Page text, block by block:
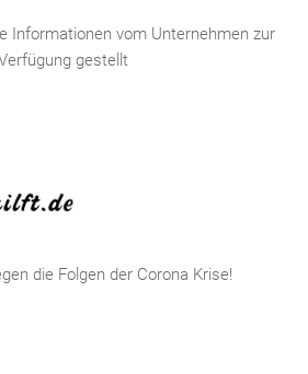
Informationen vom Unternehmen zur
gestellt
die Folgen der Corona Krise!